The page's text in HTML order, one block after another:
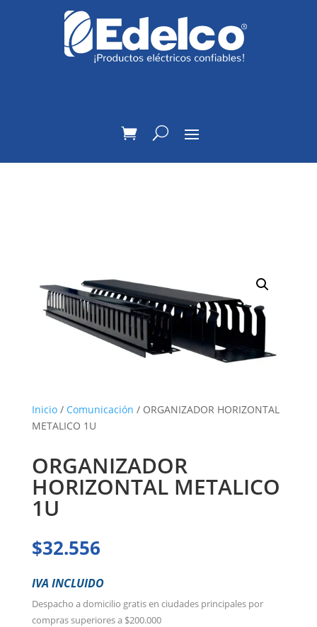
Inicio/ Comunicación / ORGANIZADOR HORIZONTAL
METALICO 1U
ORGANIZADOR
HORIZONTAL METALICO
1U
$32.556
IVA INCLUIDO
Despacho a domicilio gratis en ciudades principales por
compras superiores a $200.000